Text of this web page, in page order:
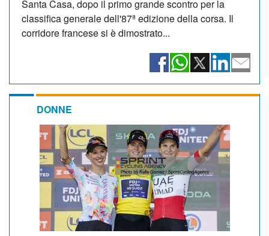
Santa Casa, dopo il primo grande scontro per la
classifica generale dell'87ª edizione della corsa. Il
corridore francese si è dimostrato...
DONNE